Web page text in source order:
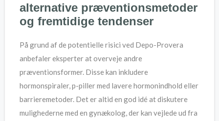
alternative præventionsmetoder
og fremtidige tendenser
På grund af de potentielle risici ved Depo-Provera
anbefaler eksperter at overveje andre
præventionsformer. Disse kan inkludere
hormonspiraler, p-piller med lavere hormonindhold eller
barrieremetoder. Det er altid en god idé at diskutere
mulighederne med en gynækolog, der kan vejlede ud fra